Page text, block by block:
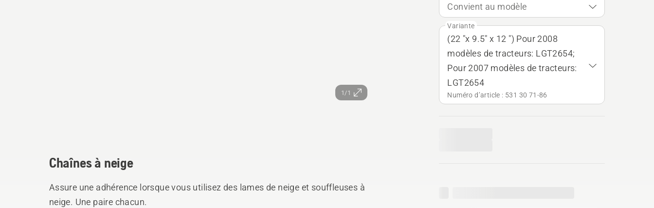
1/1
Convient au modèle
Variante
(22 "x 9.5" x 12 ") Pour 2008
modèles de tracteurs: LGT2654;
Pour 2007 modèles de tracteurs:
LGT2654
Numéro d’article : 531 30 71‑86
Chaînes à neige
Assure une adhérence lorsque vous utilisez des lames de neige et souffleuses à
neige. Une paire chacun.